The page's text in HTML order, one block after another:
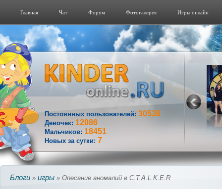
Главная Чат Форум Фотогалерeя Игры онлайн
Постоянных пользователей: 30538
Девочек: 12086
Мальчиков: 18451
Новых за сутки: 7
Блоги » игры » Опесание аномалий в C.T.A.L.K.E.R